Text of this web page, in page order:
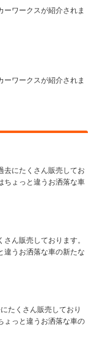
ワークスが紹介されま
ワークスが紹介されま
去にたくさん販売してお
ちょっと違うお洒落な車
ん販売しております。
違うお洒落な車の新たな
たくさん販売しており
ょっと違うお洒落な車の